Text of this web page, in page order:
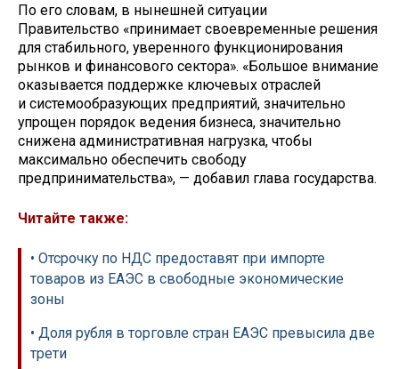
По его словам, в нынешней ситуации
Правительство «принимает своевременные решения
для стабильного, уверенного функционирования
рынков и финансового сектора». «Большое внимание
оказывается поддержке ключевых отраслей
и системообразующих предприятий, значительно
упрощен порядок ведения бизнеса, значительно
снижена административная нагрузка, чтобы
максимально обеспечить свободу
предпринимательства», — добавил глава государства.
Читайте также:
• Отсрочку по НДС предоставят при импорте
товаров из ЕАЭС в свободные экономические
зоны
• Доля рубля в торговле стран ЕАЭС превысила две
трети